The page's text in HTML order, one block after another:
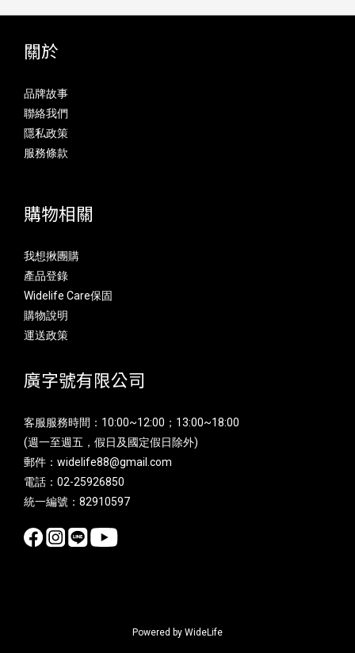
關於
品牌故事
聯絡我們
隱私政策
服務條款
購物相關
我想揪團購
產品登錄
Widelife Care保固
購物說明
運送政策
廣字號有限公司
客服服務時間：10:00~12:00；13:00~18:00
(週一至週五，假日及國定假日除外)
郵件：widelife88@gmail.com
電話：02-25926850
統一編號：82910597
Powered by WideLife